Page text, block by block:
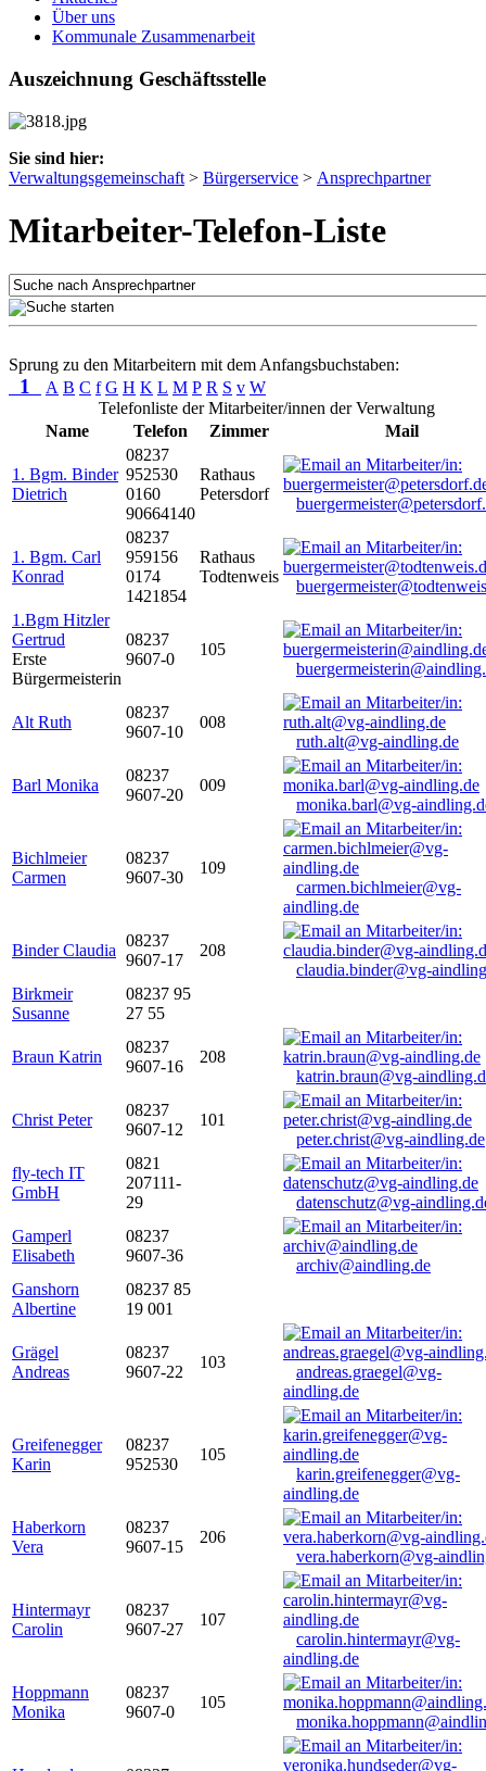
Über uns
Kommunale Zusammenarbeit
Auszeichnung Geschäftsstelle
Sie sind hier:
Verwaltungsgemeinschaft > Bürgerservice > Ansprechpartner
Mitarbeiter-Telefon-Liste
Sprung zu den Mitarbeitern mit dem Anfangsbuchstaben:
1 A B C f G H K L M P R S v W
Telefonliste der Mitarbeiter/innen der Verwaltung
Name
Telefon Zimmer Mail
1. Bgm. Binder
Dietrich
08237
952530
0160
90664140
Rathaus
Petersdorf
1. Bgm. Carl
Konrad
08237
959156
0174
1421854
Rathaus
Todtenweis
1.Bgm Hitzler
Gertrud
Erste
Bürgermeisterin
08237
9607-0
105
Alt Ruth
08237
9607-10
008
ruth.alt@vg-aindling.de
Barl Monika
08237
9607-20
009
monika.barl@vg-
Bichlmeier
Carmen
08237
9607-30
109
carmen.bichlmeier@vg-
aindling.de
Binder Claudia
08237
9607-17
208
claudia.binder@vg-
Birkmeir
Susanne
08237 95
27 55
Braun Katrin
08237
9607-16
208
katrin.braun@vg-
Christ Peter
08237
9607-12
101
peter.christ@vg-aindling.de
fly-tech IT
GmbH
0821
207111-
29
datenschutz@vg-
Gamperl
Elisabeth
08237
9607-36
archiv@aindling.de
Ganshorn
Albertine
08237 85
19 001
Grägel
Andreas
08237
9607-22
103
andreas.graegel@vg-
aindling.de
Greifenegger
Karin
08237
952530
105
karin.greifenegger@vg-
aindling.de
Haberkorn
Vera
08237
9607-15
206
vera.haberkorn@vg-
Hintermayr
Carolin
08237
9607-27
107
carolin.hintermayr@vg-
aindling.de
Hoppmann
Monika
08237
9607-0
105